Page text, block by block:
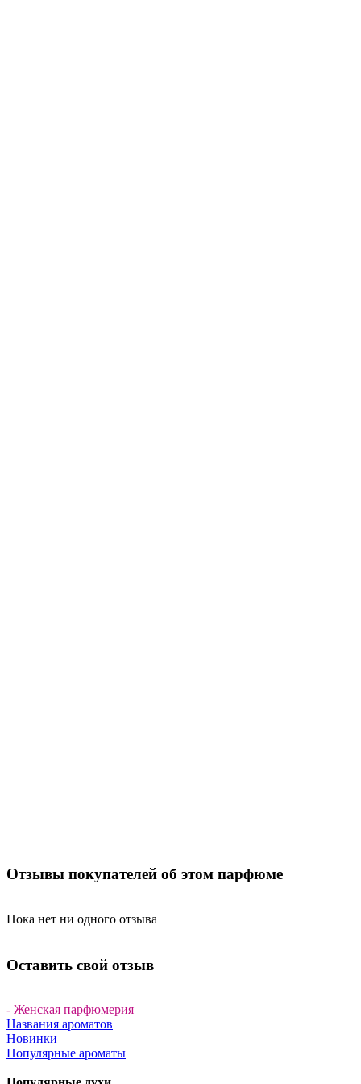
Отзывы покупателей об этом парфюме
Пока нет ни одного отзыва
Оставить свой отзыв
- Женская парфюмерия
Названия ароматов
Новинки
Популярные ароматы